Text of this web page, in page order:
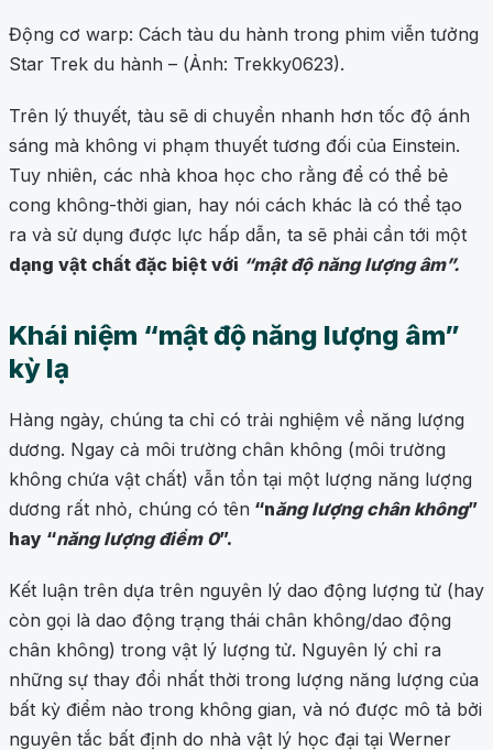
Động cơ warp: Cách tàu du hành trong phim viễn tưởng
Star Trek du hành – (Ảnh: Trekky0623).
Trên lý thuyết, tàu sẽ di chuyển nhanh hơn tốc độ ánh
sáng mà không vi phạm thuyết tương đối của Einstein.
Tuy nhiên, các nhà khoa học cho rằng để có thể bẻ
cong không-thời gian, hay nói cách khác là có thể tạo
ra và sử dụng được lực hấp dẫn, ta sẽ phải cần tới một
dạng vật chất đặc biệt với “mật độ năng lượng âm”.
Khái niệm “mật độ năng lượng âm”
kỳ lạ
Hàng ngày, chúng ta chỉ có trải nghiệm về năng lượng
dương. Ngay cả môi trường chân không (môi trường
không chứa vật chất) vẫn tồn tại một lượng năng lượng
dương rất nhỏ, chúng có tên “năng lượng chân không”
hay “năng lượng điểm 0”.
Kết luận trên dựa trên nguyên lý dao động lượng tử (hay
còn gọi là dao động trạng thái chân không/dao động
chân không) trong vật lý lượng tử. Nguyên lý chỉ ra
những sự thay đổi nhất thời trong lượng năng lượng của
bất kỳ điểm nào trong không gian, và nó được mô tả bởi
nguyên tắc bất định do nhà vật lý học đại tại Werner